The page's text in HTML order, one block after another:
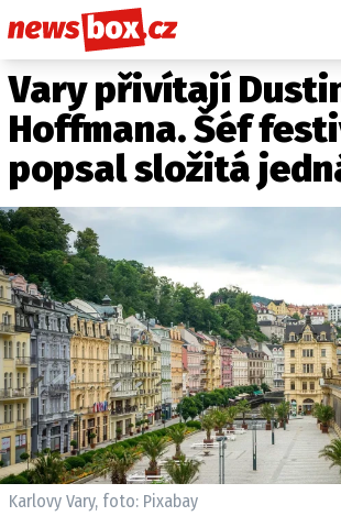
DOMÁCÍ
ZAHRANIČÍ
KRIMI
EKONOMIKA
KULTURA
SPOLEČNOST
SPORT
SLEDUJTE NÁS NA|
Máte příběh, fotku nebo
Pošlete e-mail na
Vary přivítají
Hoffmana. Šéf
popsal složitá
Karlovy Vary, foto: Pixabay